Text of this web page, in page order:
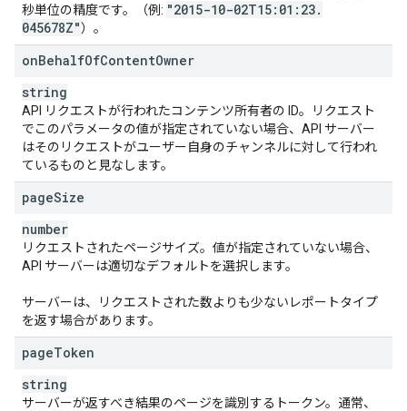
秒単位の精度です。（例: "2015-10-02T15:01:23.
045678Z"）。
onBehalfOfContentOwner
string
API リクエストが行われたコンテンツ所有者の ID。リクエスト
でこのパラメータの値が指定されていない場合、API サーバー
はそのリクエストがユーザー自身のチャンネルに対して行われ
ているものと見なします。
pageSize
number
リクエストされたページサイズ。値が指定されていない場合、
API サーバーは適切なデフォルトを選択します。
サーバーは、リクエストされた数よりも少ないレポートタイプ
を返す場合があります。
pageToken
string
サーバーが返すべき結果のページを識別するトークン。通常、